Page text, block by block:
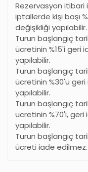
Rezervasyon itibari
iptallerde kişi başı
değişikliği yapılabilir.
Turun başlangıç
ücretinin %15'i geri
yapılabilir.
Turun başlangıç
ücretinin %30'u
yapılabilir.
Turun başlangıç
ücretinin %70'i,
yapılabilir.
Turun başlangıç
ücreti iade edilmez.